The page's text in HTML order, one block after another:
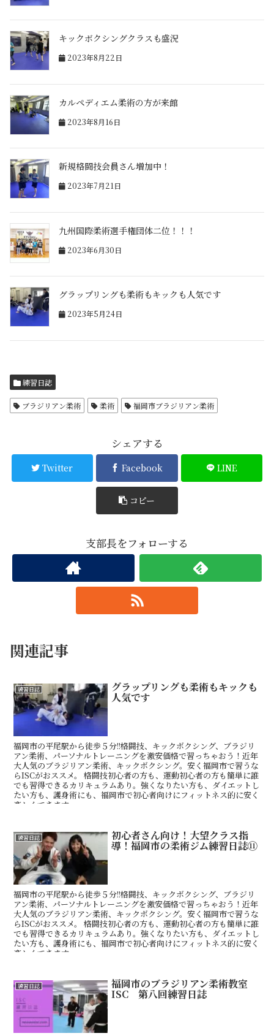
キックボクシングクラスも盛況
2023年8月22日
カルペディエム柔術の方が来館
2023年8月16日
新規格闘技会員さん増加中！
2023年7月21日
九州国際柔術選手権団体二位！！！
2023年6月30日
グラップリングも柔術もキックも人気です
2023年5月24日
練習日誌
ブラジリアン柔術 柔術 福岡市ブラジリアン柔術
シェアする
Twitter Facebook LINE
コピー
支部長をフォローする
関連記事
練習日誌 グラップリングも柔術もキックも
人気です
福岡市の平尾駅から徒歩５分!!格闘技、キックボクシング、ブラジリ
アン柔術、パーソナルトレーニングを激安価格で習っちゃおう！近年
大人気のブラジリアン柔術、キックボクシング。安く福岡市で習うな
らISCがおススメ。 格闘技初心者の方も、運動初心者の方も簡単に誰
でも習得できるカリキュラムあり。強くなりたい方も、ダイエットし
たい方も、護身術にも、福岡市で初心者向けにフィットネス的に安く
楽しくできます。
練習日誌 初心者さん向け！大望クラス指
導！福岡市の柔術ジム練習日誌⑪
福岡市の平尾駅から徒歩５分!!格闘技、キックボクシング、ブラジリ
アン柔術、パーソナルトレーニングを激安価格で習っちゃおう！近年
大人気のブラジリアン柔術、キックボクシング。安く福岡市で習うな
らISCがおススメ。 格闘技初心者の方も、運動初心者の方も簡単に誰
でも習得できるカリキュラムあり。強くなりたい方も、ダイエットし
たい方も、護身術にも、福岡市で初心者向けにフィットネス的に安く
楽しくできます。
練習日誌 福岡市のブラジリアン柔術教室
ISC 第八回練習日誌